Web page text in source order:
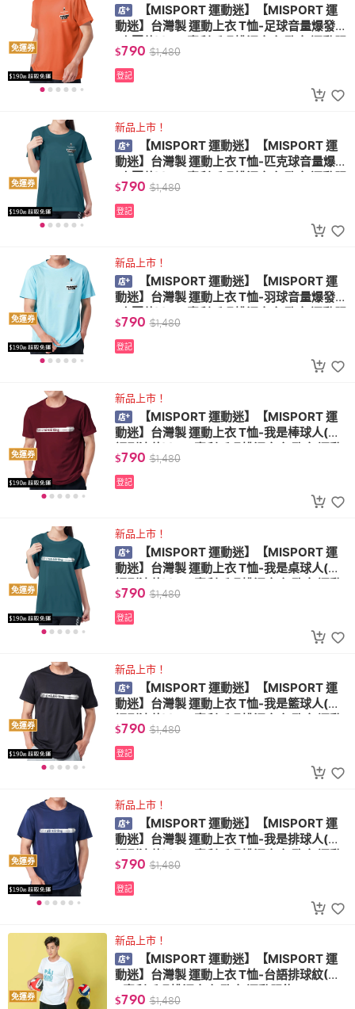
免運券
【MISPORT 運動迷】【MISPORT 運
動迷】台灣製 運動上衣 T恤-足球音量爆發
飾)
$790 $1,480
登記
免運券
新品上市！
【MISPORT 運動迷】【MISPORT 運
動迷】台灣製 運動上衣 T恤-匹克球音量爆發
飾)
$790 $1,480
登記
免運券
新品上市！
【MISPORT 運動迷】【MISPORT 運
動迷】台灣製 運動上衣 T恤-羽球音量爆發
飾)
$790 $1,480
登記
免運券
新品上市！
【MISPORT 運動迷】【MISPORT 運
動迷】台灣製 運動上衣 T恤-我是棒球人(台
服飾)
$790 $1,480
登記
免運券
新品上市！
【MISPORT 運動迷】【MISPORT 運
動迷】台灣製 運動上衣 T恤-我是桌球人(台
服飾)
$790 $1,480
登記
免運券
新品上市！
【MISPORT 運動迷】【MISPORT 運
動迷】台灣製 運動上衣 T恤-我是籃球人(台
服飾)
$790 $1,480
登記
免運券
新品上市！
【MISPORT 運動迷】【MISPORT 運
動迷】台灣製 運動上衣 T恤-我是排球人(台
服飾)
$790 $1,480
登記
免運券
新品上市！
【MISPORT 運動迷】【MISPORT 運
動迷】台灣製 運動上衣 T恤-台語排球紋(MI
$790 $1,480